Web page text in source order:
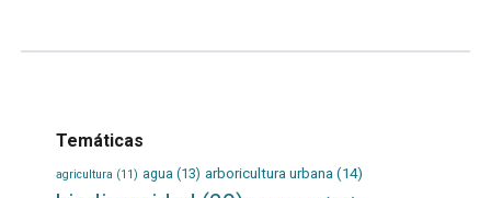
Temáticas
agricultura (11) agua (13) arboricultura urbana (14)